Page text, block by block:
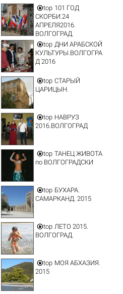
top 101 ГОД
СКОРБИ.24
АПРЕЛЯ2016.
ВОЛГОГРАД.
top ДНИ АРАБСКОЙ
КУЛЬТУРЫ.ВОЛГОГРА
Д 2016
top СТАРЫЙ
ЦАРИЦЫН.
top НАВРУЗ
2016.ВОЛГОГРАД
top ТАНЕЦ ЖИВОТА
по ВОЛГОГРАДСКИ
top БУХАРА.
САМАРКАНД. 2015
top ЛЕТО 2015.
ВОЛГОГРАД.
top МОЯ АБХАЗИЯ.
2015